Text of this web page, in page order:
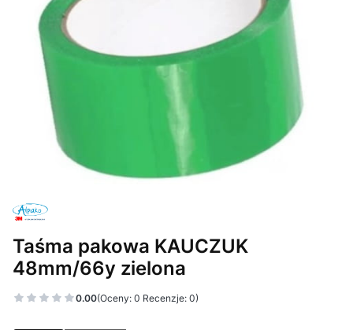
Taśma pakowa KAUCZUK
48mm/66y zielona
0.00(Oceny: 0 Recenzje: 0)